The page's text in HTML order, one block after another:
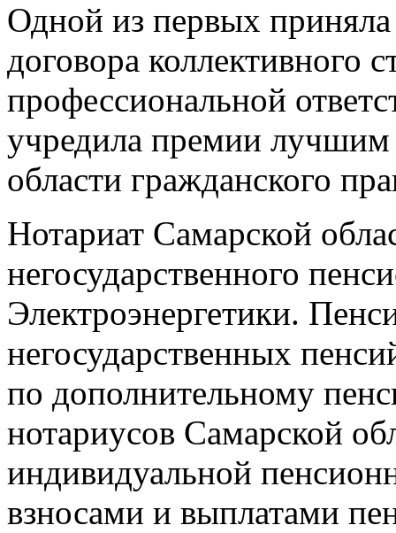
Одной из первых
договора коллективного
профессиональной
учредила премии лучшим
области гражданского
Нотариат Самарской
негосударственного
Электроэнергетики.
негосударственных
по дополнительному
нотариусов Самарской
индивидуальной
взносами и выплатами